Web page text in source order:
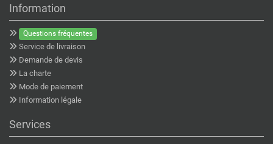
Information
Questions fréquentes
Service de livraison
Demande de devis
La charte
Mode de paiement
Information légale
Services